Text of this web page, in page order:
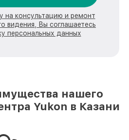
на консультацию и ремонт
видения, Вы соглашаетесь
персональных данных
нашего
Yukon в Казани